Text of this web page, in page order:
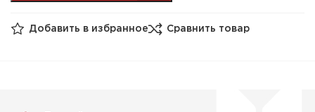
Добавить в избранное Сравнить товар